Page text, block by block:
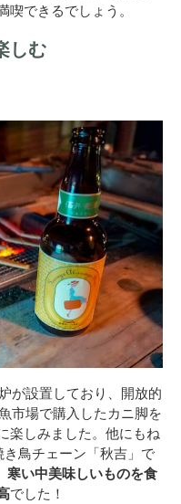
できるでしょう。
しむ
が設置しており、開放的
市場で購入したカニ脚を
楽しみました。他にもね
鳥チェーン「秋吉」で
寒い中美味しいものを食
でした！